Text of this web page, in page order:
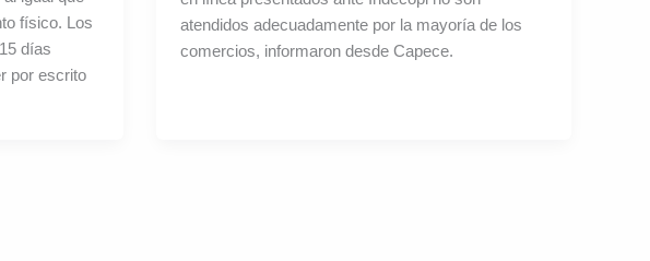
físico. Los
días
por escrito
atendidos adecuadamente por la mayoría de los
comercios, informaron desde Capece.